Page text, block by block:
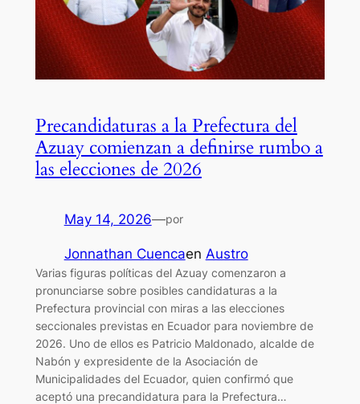
Precandidaturas a la Prefectura del
Azuay comienzan a definirse rumbo a
las elecciones de 2026
May 14, 2026—por
Jonnathan Cuencaen Austro
Varias figuras políticas del Azuay comenzaron a
pronunciarse sobre posibles candidaturas a la
Prefectura provincial con miras a las elecciones
seccionales previstas en Ecuador para noviembre de
2026. Uno de ellos es Patricio Maldonado, alcalde de
Nabón y expresidente de la Asociación de
Municipalidades del Ecuador, quien confirmó que
aceptó una precandidatura para la Prefectura…